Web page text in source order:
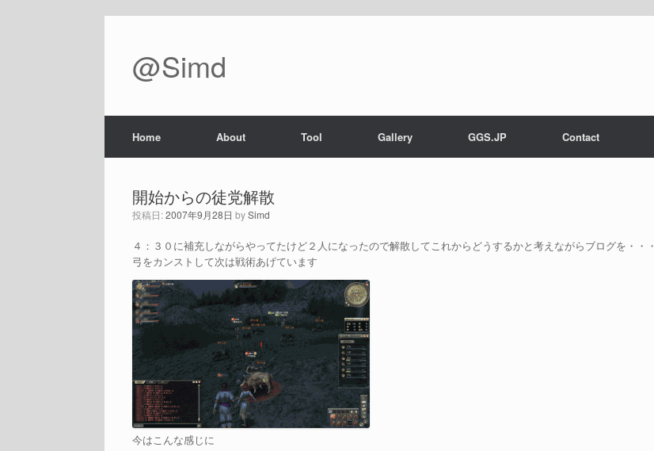
@Simd
Home About Tool Gallery GGS.JP Contact
開始からの徒党解散
投稿日:2007年9月28日 bySimd
４：３０に補充しながらやってたけど２人になったので解散してこれからどうするかと考えながらブログを・・・
弓をカンストして次は戦術あげています
今はこんな感じに